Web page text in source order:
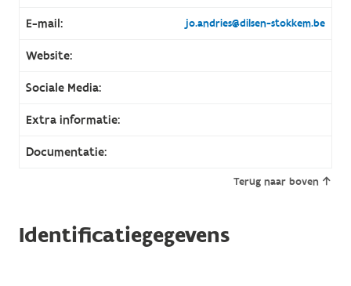
E-mail: jo.andries@dilsen-stokkem.be
Website:
Sociale Media:
Extra informatie:
Documentatie:
Terug naar boven
Identificatiegegevens